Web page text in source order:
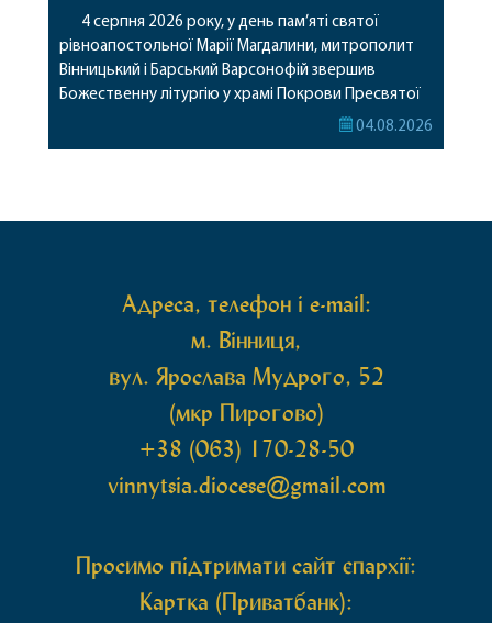
4 серпня 2026 року, у день пам’яті святої
рівноапостольної Марії Магдалини, митрополит
Вінницький і Барський Варсонофій звершив
Божественну літургію у храмі Покрови Пресвятої
Богородиці села Терешки Барського благочиння.
04.08.2026
Адреса, телефон і e-mail:
м. Вінниця,
вул. Ярослава Мудрого, 52
(мкр Пирогово)
+38 (063) 170-28-50
vinnytsia.diocese@gmail.com
Просимо підтримати сайт єпархії:
Картка (Приватбанк):